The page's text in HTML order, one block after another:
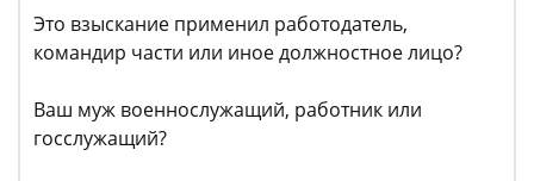
Это взыскание применил работодатель,
командир части или иное должностное лицо?
Ваш муж военнослужащий, работник или
госслужащий?